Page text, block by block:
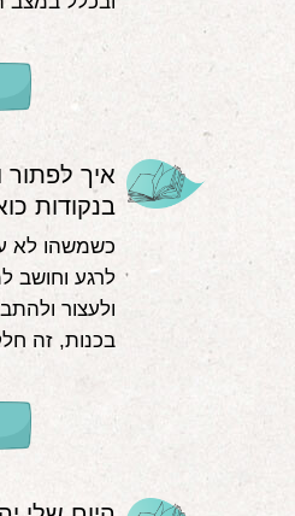
איך לפתור
בנקודות
כשמשהו לא
לרגע וחושב
ולעצור
בכנות, זה